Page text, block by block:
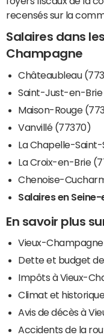
recensés sur la
Salaires dans
Champagne
Châteaubleau
Saint-Just-en-
Maison-Rouge
Vanvillé (77370)
La Chapelle-Saint-
La Croix-en-Brie
Chenoise-
Salaires en
En savoir plus
Vieux-Champagne
Dette et budget
Impôts à Vieux-
Climat et
Avis de décès à
Accidents de la